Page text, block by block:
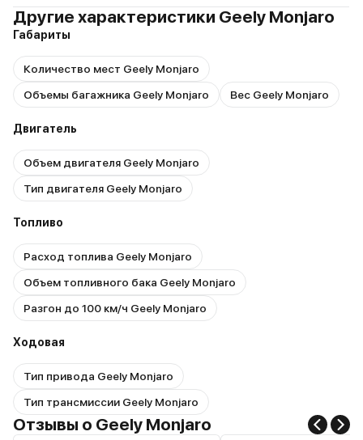
Другие характеристики Geely Monjaro
Габариты
Количество мест Geely Monjaro
Объемы багажника Geely Monjaro
Вес Geely Monjaro
Двигатель
Объем двигателя Geely Monjaro
Тип двигателя Geely Monjaro
Топливо
Расход топлива Geely Monjaro
Объем топливного бака Geely Monjaro
Разгон до 100 км/ч Geely Monjaro
Ходовая
Тип привода Geely Monjaro
Тип трансмиссии Geely Monjaro
Отзывы о Geely Monjaro